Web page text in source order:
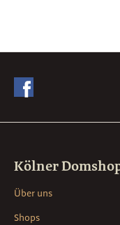
Kölner
Über uns
Shops